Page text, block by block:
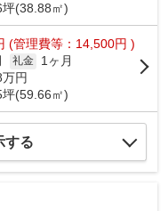
(38.88㎡)
(管理費等：14,500円 )
礼金 1ヶ月
万円
(59.66㎡)
する